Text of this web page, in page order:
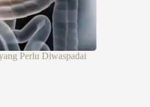
Perlu Diwaspadai